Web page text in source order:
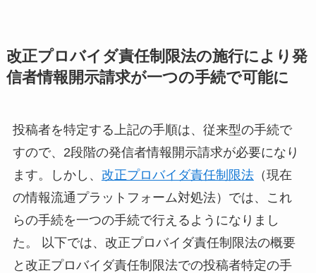
改正プロバイダ責任制限法の施行により発
信者情報開示請求が一つの手続で可能に
投稿者を特定する上記の手順は、従来型の手続で
すので、2段階の発信者情報開示請求が必要になり
ます。しかし、 改正プロバイダ責任制限法（現在
の情報流通プラットフォーム対処法）では、これ
らの手続を一つの手続で行えるようになりまし
た。 以下では、改正プロバイダ責任制限法の概要
と改正プロバイダ責任制限法での投稿者特定の手